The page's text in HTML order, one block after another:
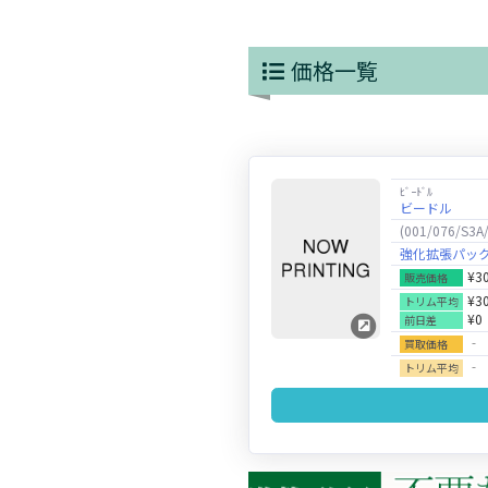
価格一覧
ﾋﾞｰﾄﾞﾙ
ビードル
(001/076/
強化拡張パッ
販売価格
トリム平均
前日差 ¥0
買取価格 ‐
トリム平均 ‐